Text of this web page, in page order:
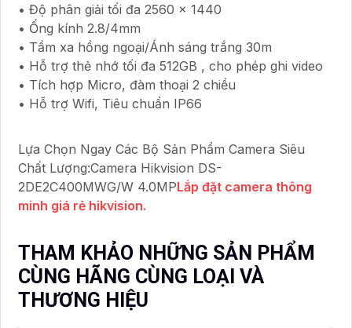
• Độ phân giải tối đa 2560 × 1440
• Ống kính 2.8/4mm
• Tầm xa hồng ngoại/Ánh sáng trắng 30m
• Hỗ trợ thẻ nhớ tối đa 512GB , cho phép ghi video
• Tích hợp Micro, đàm thoại 2 chiều
• Hỗ trợ Wifi, Tiêu chuẩn IP66
Lựa Chọn Ngay Các Bộ Sản Phẩm Camera Siêu
Chất Lượng:Camera Hikvision DS-
2DE2C400MWG/W 4.0MPLắp đặt camera thông
minh giá rẻ hikvision.
THAM KHẢO NHỮNG SẢN PHẨM
CÙNG HÃNG CÙNG LOẠI VÀ
THƯƠNG HIỆU